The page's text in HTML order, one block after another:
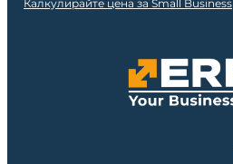
Калкулирайте цена за Small Business